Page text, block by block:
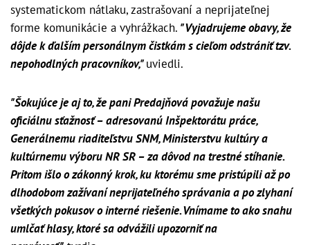
systematickom nátlaku, zastrašovaní a neprijateľnej
forme komunikácie a vyhrážkach. "Vyjadrujeme obavy, že
dôjde k ďalším personálnym čistkám s cieľom odstrániť tzv.
nepohodlných pracovníkov,"uviedli.
"Šokujúce je aj to, že pani Predajňová považuje našu
oficiálnu sťažnosť – adresovanú Inšpektorátu práce,
Generálnemu riaditeľstvu SNM, Ministerstvu kultúry a
kultúrnemu výboru NR SR – za dôvod na trestné stíhanie.
Pritom išlo o zákonný krok, ku ktorému sme pristúpili až po
dlhodobom zažívaní neprijateľného správania a po zlyhaní
všetkých pokusov o interné riešenie. Vnímame to ako snahu
umlčať hlasy, ktoré sa odvážili upozorniť na